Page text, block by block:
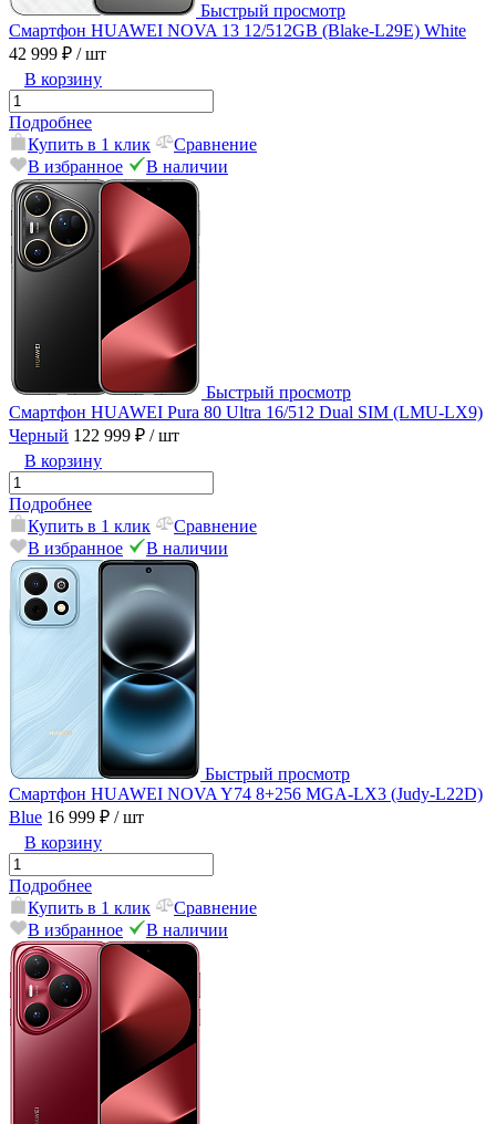
Быстрый просмотр
Смартфон HUAWEI NOVA 13 12/512GB (Blake-L29E) White
42 999 ₽ / шт
В корзину
Подробнее
Купить в 1 клик
Сравнение
В избранное
В наличии
Быстрый просмотр
Смартфон HUAWEI Pura 80 Ultra 16/512 Dual SIM (LMU-LX9)
Черный 122 999 ₽ / шт
В корзину
Подробнее
Купить в 1 клик
Сравнение
В избранное
В наличии
Быстрый просмотр
Смартфон HUAWEI NOVA Y74 8+256 MGA-LX3 (Judy-L22D)
Blue 16 999 ₽ / шт
В корзину
Подробнее
Купить в 1 клик
Сравнение
В избранное
В наличии